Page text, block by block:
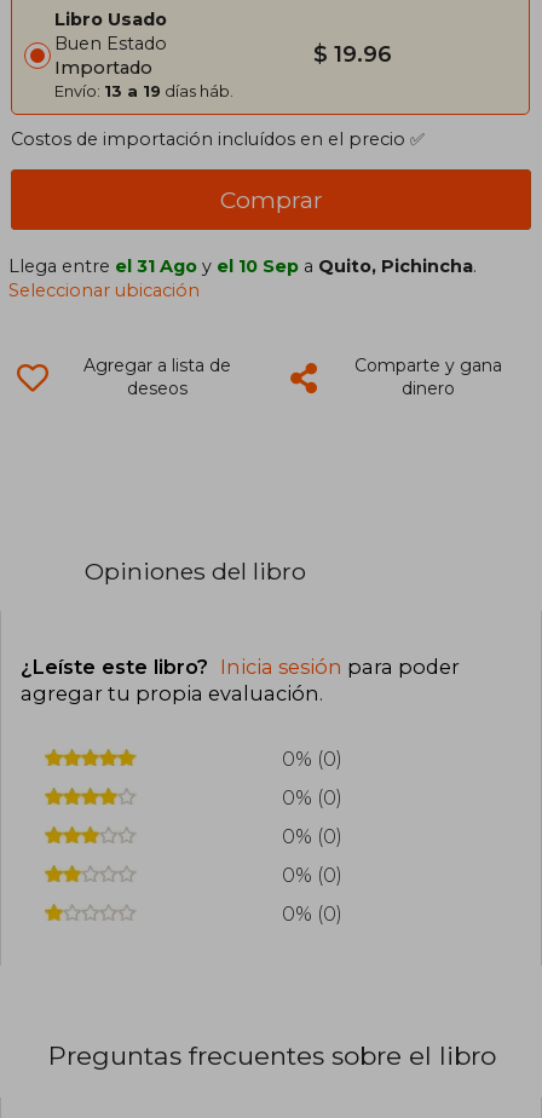
Libro Usado
Buen Estado
Importado
Envío: 13 a 19 días háb.
$ 19.96
Costos de importación incluídos en el precio ✅
Comprar
Llega entre el 31 Ago y el 10 Sep a Quito, Pichincha.
Seleccionar ubicación
Agregar a lista de
deseos
Comparte y gana
dinero
Opiniones del libro
¿Leíste este libro? Inicia sesión para poder
agregar tu propia evaluación.
0% (0)
0% (0)
0% (0)
0% (0)
0% (0)
Preguntas frecuentes sobre el libro